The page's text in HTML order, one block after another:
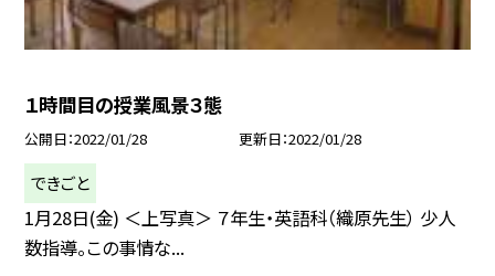
１時間目の授業風景３態
公開日 2022/01/28 更新日 2022/01/28
できごと
1月28日(金) ＜上写真＞ ７年生・英語科（織原先生） 少人
数指導。この事情な...